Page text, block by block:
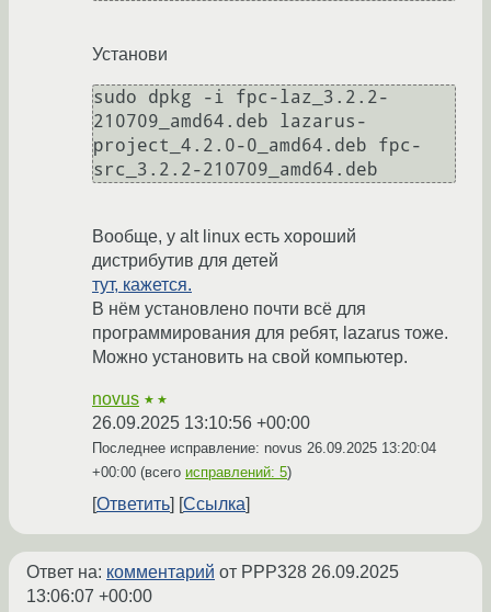
Установи
sudo dpkg -i fpc-laz_3.2.2-
210709_amd64.deb lazarus-
project_4.2.0-0_amd64.deb fpc-
src_3.2.2-210709_amd64.deb
Вообще, у alt linux есть хороший
дистрибутив для детей
тут, кажется.
В нём установлено почти всё для
программирования для ребят, lazarus тоже.
Можно установить на свой компьютер.
novus ★★
26.09.2025 13:10:56 +00:00
Последнее исправление: novus 26.09.2025 13:20:04
+00:00 (всего исправлений: 5)
Ответить Ссылка
Ответ на: комментарий от PPP328 26.09.2025
13:06:07 +00:00